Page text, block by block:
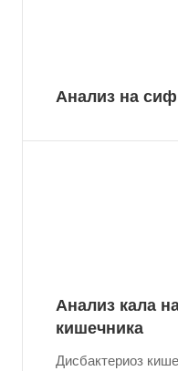
Анализ на
Анализ кала
кишечника
Дисбактериоз